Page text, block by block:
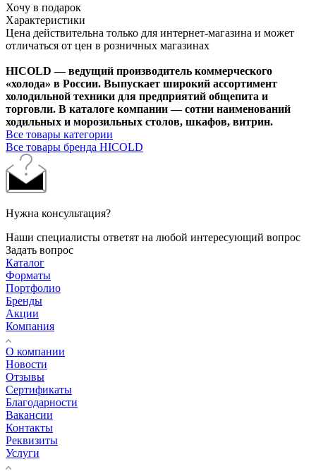
Хочу в подарок
Характеристики
Цена действительна только для интернет-магазина и может
отличаться от цен в розничных магазинах
HICOLD — ведущий производитель коммерческого
«холода» в России. Выпускает широкий ассортимент
холодильной техники для предприятий общепита и
торговли. В каталоге компании — сотни наименований
ходильных и морозильных столов, шкафов, витрин.
Все товары категории
Все товары бренда HICOLD
Нужна консультация?
Наши специалисты ответят на любой интересующий вопрос
Задать вопрос
Каталог
Форматы
Портфолио
Бренды
Акции
Компания
О компании
Новости
Отзывы
Сертификаты
Благодарности
Вакансии
Контакты
Реквизиты
Услуги